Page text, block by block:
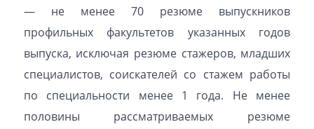
— не менее 70 резюме выпускников
профильных факультетов указанных годов
выпуска, исключая резюме стажеров, младших
специалистов, соискателей со стажем работы
по специальности менее 1 года. Не менее
половины рассматриваемых резюме